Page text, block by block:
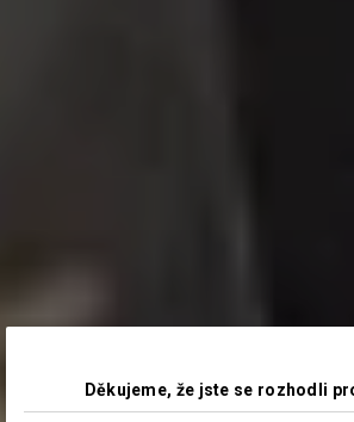
Děkujeme, že jste se rozhodli